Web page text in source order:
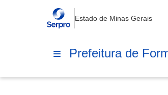
Estado de Minas Gerais
Prefeitura de